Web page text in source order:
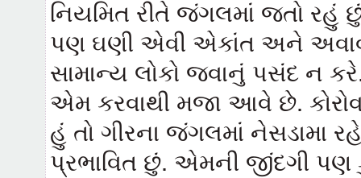
નિયમિત રીતે જંગલમાં જતો રહું
પણ ઘણી એવી એકાંત અને
સામાન્ય લોકો જવાનું પસંદ ન
એમ કરવાથી મજા આવે છે.
હું તો ગીરના જંગલમાં નેસડામા
પ્રભાવિત છું. એમની જીંદગી પણ